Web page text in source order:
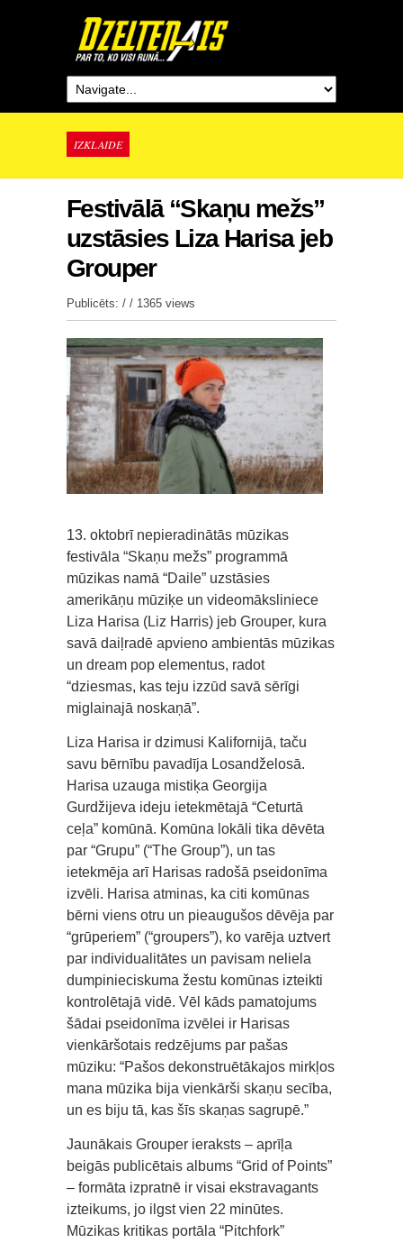
IZKLAIDE
Festivālā “Skaņu mežs”
uzstāsies Liza Harisa jeb
Grouper
Publicēts: / / 1365 views
13. oktobrī nepieradinātās mūzikas
festivāla “Skaņu mežs” programmā
mūzikas namā “Daile” uzstāsies
amerikāņu mūziķe un videomāksliniece
Liza Harisa (Liz Harris) jeb Grouper, kura
savā daiļradē apvieno ambientās mūzikas
un dream pop elementus, radot
“dziesmas, kas teju izzūd savā sērīgi
miglainajā noskaņā”.
Liza Harisa ir dzimusi Kalifornijā, taču
savu bērnību pavadīja Losandželosā.
Harisa uzauga mistiķa Georgija
Gurdžijeva ideju ietekmētajā “Ceturtā
ceļa” komūnā. Komūna lokāli tika dēvēta
par “Grupu” (“The Group”), un tas
ietekmēja arī Harisas radošā pseidonīma
izvēli. Harisa atminas, ka citi komūnas
bērni viens otru un pieaugušos dēvēja par
“grūperiem” (“groupers”), ko varēja uztvert
par individualitātes un pavisam neliela
dumpinieciskuma žestu komūnas izteikti
kontrolētajā vidē. Vēl kāds pamatojums
šādai pseidonīma izvēlei ir Harisas
vienkāršotais redzējums par pašas
mūziku: “Pašos dekonstruētākajos mirkļos
mana mūzika bija vienkārši skaņu secība,
un es biju tā, kas šīs skaņas sagrupē.”
Jaunākais Grouper ieraksts – aprīļa
beigās publicētais albums “Grid of Points”
– formāta izpratnē ir visai ekstravagants
izteikums, jo ilgst vien 22 minūtes.
Mūzikas kritikas portāla “Pitchfork”